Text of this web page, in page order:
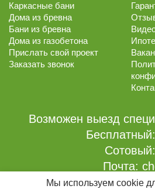
Каркасные бани
Дома из бревна
Бани из бревна
Дома из газобетона
Прислать свой проект
Заказать звонок
Возможен выезд
Бесплатный:
Сотовый:
Почта:
Мы используем cookie